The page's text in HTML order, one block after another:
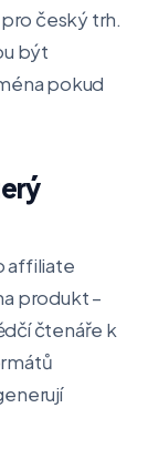
český trh.
být
pokud
affiliate
produkt –
čtenáře k